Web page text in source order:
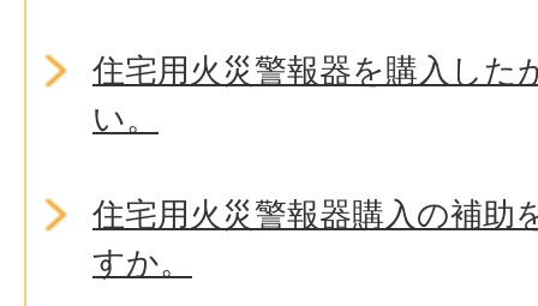
住宅用火災警報器を購入した
い。
住宅用火災警報器購入の補助
すか。